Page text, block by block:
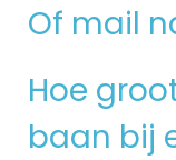
Of mail
Hoe
baan bij